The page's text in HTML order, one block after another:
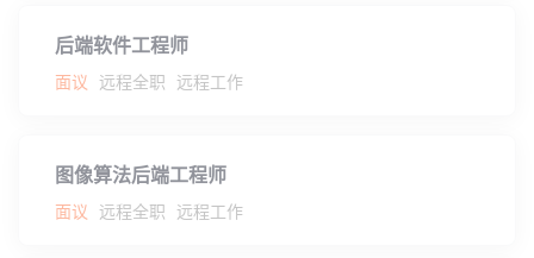
后端软件工程师
面议 远程全职 远程工作
图像算法后端工程师
面议 远程全职 远程工作